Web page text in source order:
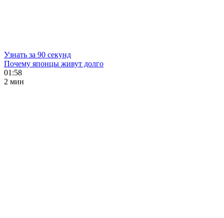
Узнать за 90 секунд
Почему японцы живут долго
01:58
2 мин